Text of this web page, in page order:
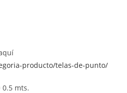
producto/telas-de-punto/
0.5 mts.